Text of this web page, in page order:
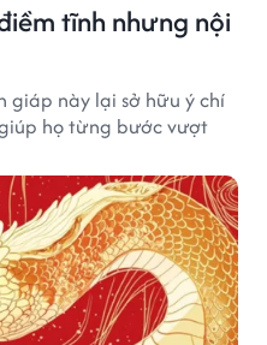
tĩnh nhưng nội
giáp này lại sở hữu ý chí
họ từng bước vượt